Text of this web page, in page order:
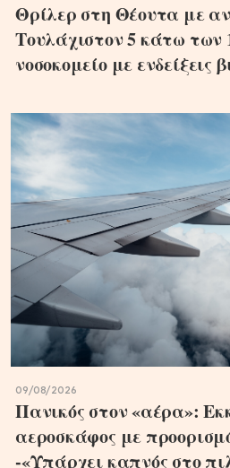
Θρίλερ στη Θέουτα με
Τουλάχιστον 5 κάτω των
νοσοκομείο με ενδείξεις
09/08/2026
Πανικός στον «αέρα»:
αεροσκάφος με
-«Υπάρχει καπνός στο